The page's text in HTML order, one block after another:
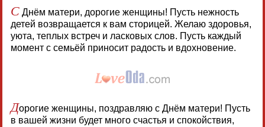
СДнём матери, дорогие женщины! Пусть нежность
детей возвращается к вам сторицей. Желаю здоровья,
уюта, теплых встреч и ласковых слов. Пусть каждый
момент с семьёй приносит радость и вдохновение.
Дорогие женщины, поздравляю с Днём матери! Пусть
в вашей жизни будет много счастья и спокойствия,